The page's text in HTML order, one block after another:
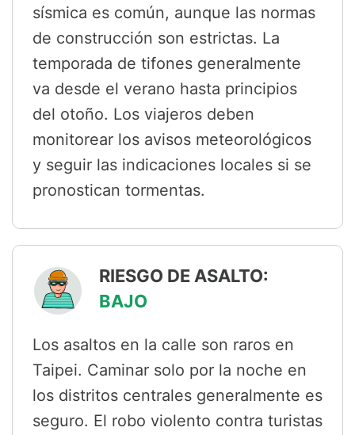
sísmica es común, aunque las normas
de construcción son estrictas. La
temporada de tifones generalmente
va desde el verano hasta principios
del otoño. Los viajeros deben
monitorear los avisos meteorológicos
y seguir las indicaciones locales si se
pronostican tormentas.
RIESGO DE ASALTO:
BAJO
Los asaltos en la calle son raros en
Taipei. Caminar solo por la noche en
los distritos centrales generalmente es
seguro. El robo violento contra turistas